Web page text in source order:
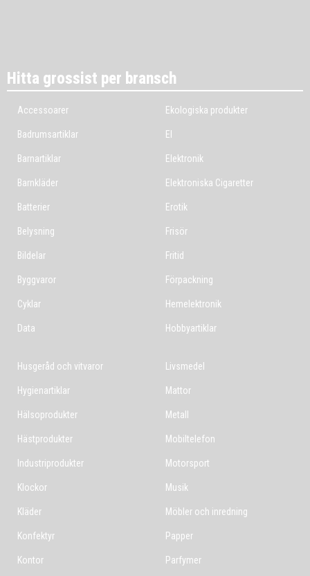
Hitta grossist per bransch
Accessoarer
Badrumsartiklar
Barnartiklar
Barnkläder
Batterier
Belysning
Bildelar
Byggvaror
Cyklar
Data
Ekologiska produkter
El
Elektronik
Elektroniska Cigaretter
Erotik
Frisör
Fritid
Förpackning
Hemelektronik
Hobbyartiklar
Husgeråd och vitvaror
Hygienartiklar
Hälsoprodukter
Hästprodukter
Industriprodukter
Klockor
Kläder
Konfektyr
Kontor
Livsmedel
Mattor
Metall
Mobiltelefon
Motorsport
Musik
Möbler och inredning
Papper
Parfymer